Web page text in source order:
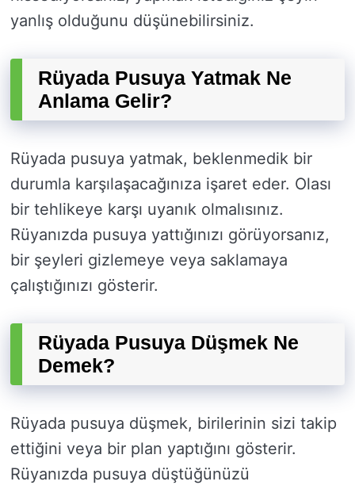
yanlış olduğunu düşünebilirsiniz.
Rüyada Pusuya Yatmak Ne
Anlama Gelir?
Rüyada pusuya yatmak, beklenmedik bir
durumla karşılaşacağınıza işaret eder. Olası
bir tehlikeye karşı uyanık olmalısınız.
Rüyanızda pusuya yattığınızı görüyorsanız,
bir şeyleri gizlemeye veya saklamaya
çalıştığınızı gösterir.
Rüyada Pusuya Düşmek Ne
Demek?
Rüyada pusuya düşmek, birilerinin sizi takip
ettiğini veya bir plan yaptığını gösterir.
Rüyanızda pusuya düştüğünüzü